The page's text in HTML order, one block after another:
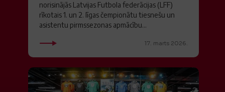
norisinājās Latvijas Futbola federācijas (LFF)
rīkotais 1. un 2. līgas čempionātu tiesnešu un
asistentu pirmssezonas apmācību...
17. marts 2026.